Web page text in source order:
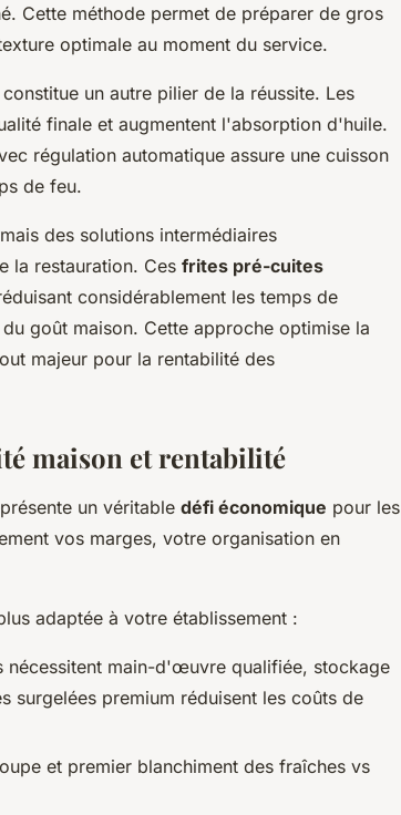
Cette méthode permet de préparer de gros
optimale au moment du service.
un autre pilier de la réussite. Les
finale et augmentent l'absorption d'huile.
régulation automatique assure une cuisson
de feu.
des solutions intermédiaires
la restauration. Ces frites pré-cuites
considérablement les temps de
goût maison. Cette approche optimise la
majeur pour la rentabilité des
maison et rentabilité
un véritable défi économique pour les
vos marges, votre organisation en
adaptée à votre établissement :
nécessitent main-d'œuvre qualifiée, stockage
surgelées premium réduisent les coûts de
et premier blanchiment des fraîches vs